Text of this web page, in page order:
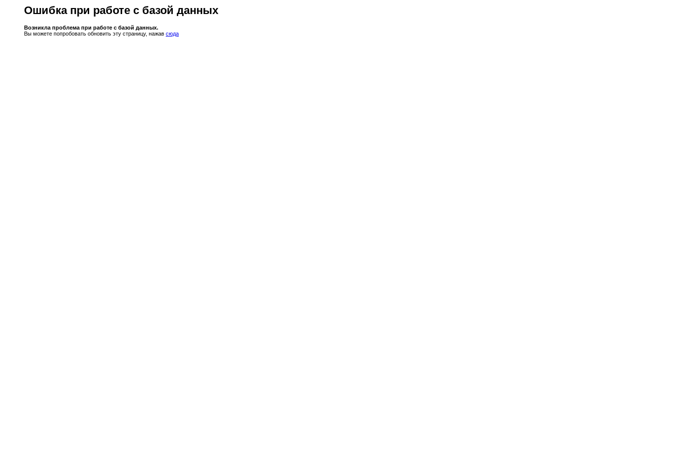
Ошибка при работе с базой данных
Возникла проблема при работе с базой данных.
Вы можете попробовать обновить эту страницу, нажав сюда